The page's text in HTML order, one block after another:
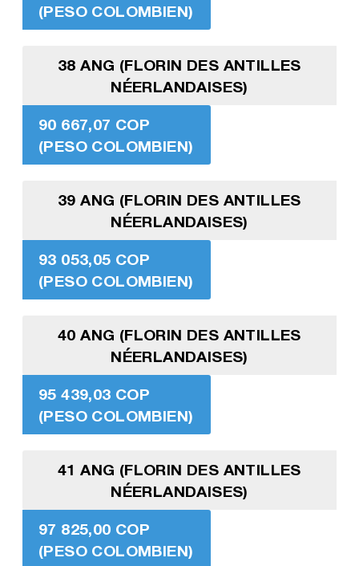
(PESO COLOMBIEN)
38 ANG (FLORIN DES ANTILLES
NÉERLANDAISES)
90 667,07 COP
(PESO COLOMBIEN)
39 ANG (FLORIN DES ANTILLES
NÉERLANDAISES)
93 053,05 COP
(PESO COLOMBIEN)
40 ANG (FLORIN DES ANTILLES
NÉERLANDAISES)
95 439,03 COP
(PESO COLOMBIEN)
41 ANG (FLORIN DES ANTILLES
NÉERLANDAISES)
97 825,00 COP
(PESO COLOMBIEN)